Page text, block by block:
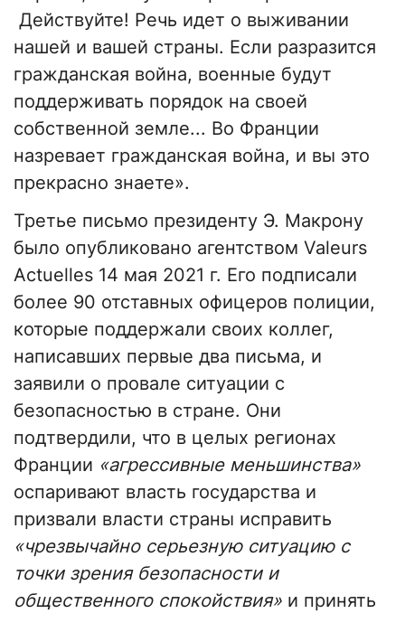
Действуйте! Речь идет о выживании
нашей и вашей страны. Если разразится
гражданская война, военные будут
поддерживать порядок на своей
собственной земле... Во Франции
назревает гражданская война, и вы это
прекрасно знаете».
Третье письмо президенту Э. Макрону
было опубликовано агентством Valeurs
Actuelles 14 мая 2021 г. Его подписали
более 90 отставных офицеров полиции,
которые поддержали своих коллег,
написавших первые два письма, и
заявили о провале ситуации с
безопасностью в стране. Они
подтвердили, что в целых регионах
Франции «агрессивные меньшинства»
оспаривают власть государства и
призвали власти страны исправить
«чрезвычайно серьезную ситуацию с
точки зрения безопасности и
общественного спокойствия» и принять